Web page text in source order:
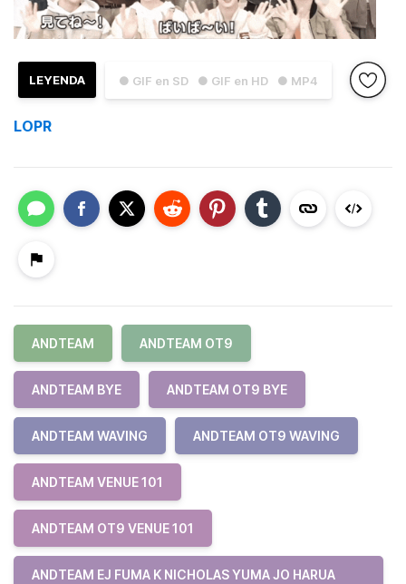
● GIF en SD ● GIF en HD ● MP4
LEYENDA
LOPR
ANDTEAM ANDTEAM OT9
ANDTEAM BYE ANDTEAM OT9 BYE
ANDTEAM WAVING ANDTEAM OT9 WAVING
ANDTEAM VENUE 101
ANDTEAM OT9 VENUE 101
ANDTEAM EJ FUMA K NICHOLAS YUMA JO HARUA